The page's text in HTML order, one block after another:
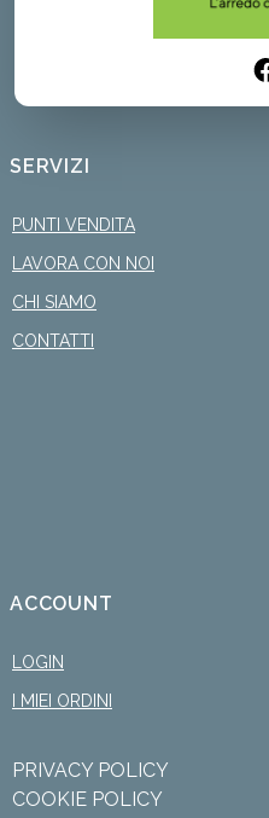
SERVIZI
PUNTI VENDITA
LAVORA CON NOI
CHI SIAMO
CONTATTI
ACCOUNT
LOGIN
I MIEI ORDINI
PRIVACY POLICY
COOKIE POLICY